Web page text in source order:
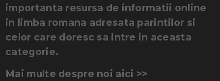
importanta resursa de informatii online
in limba romana adresata parintilor si
celor care doresc sa intre in aceasta
categorie.
Mai multe despre noi aici >>